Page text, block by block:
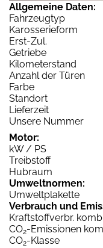
Allgemeine Daten:
Fahrzeugtyp
Karosserieform
Erst-Zul.
Getriebe
Kilometerstand
Anzahl der Türen
Farbe
Standort
Lieferzeit
Unsere Nummer
Motor:
kW / PS
Treibstoff
Hubraum
Umweltnormen:
Umweltplakette
Verbrauch und
Kraftstoffverbr. komb.
CO2-Emissionen
CO2-Klasse